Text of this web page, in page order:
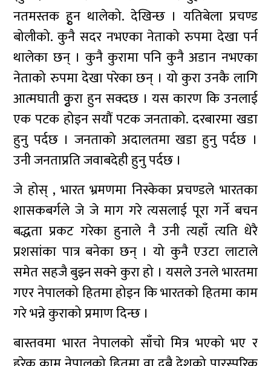
नतमस्तक हुृन थालेको. देखिन्छ । यतिबेला प्रचण्ड
बोलीको. कुनै सदर नभएका नेताको रुपमा देखा पर्न
थालेका छन् । कुनै कुरामा पनि कुनै अडान नभएका
नेताको रुपमा देखा परेका छन् । यो कुरा उनकै लागि
आत्मघाती कुृरा हुन सक्दछ । यस कारण कि उनलाई
एक पटक होइन सयौं पटक जनताको. दरबारमा खडा
हुनु पर्दछ । जनताको अदालतमा खडा हुनु पर्दछ ।
उनी जनताप्रति जवाबदेही हुनु पर्दछ ।
जे होस् , भारत भ्रमणमा निस्केका प्रचण्डले भारतका
शासकबर्गले जे जे माग गरे त्यसलाई पूरा गर्ने बचन
बद्धता प्रकट गरेका हुनाले नै उनी त्यहाँ त्यति धेरै
प्रशसांका पात्र बनेका छन् । यो कुनै एउटा लाटाले
समेत सहजै बुझ्न सक्ने कुरा हो । यसले उनले भारतमा
गएर नेपालको हितमा होइन कि भारतको हितमा काम
गरे भन्ने कुराको प्रमाण दिन्छ ।
बास्तवमा भारत नेपालको साँचो मित्र भएको भए र